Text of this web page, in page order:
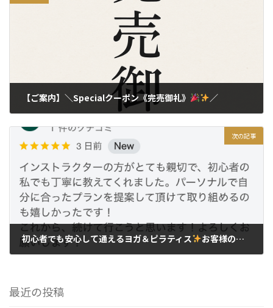
【ご案内】＼Specialクーポン《完売御礼》 ／
次の記事
初心者でも安心して通えるヨガ＆ピラティス お客様のリアルなご感想をご紹介します！
最近の投稿